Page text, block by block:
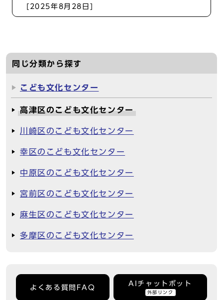
[2025年8月28日]
同じ分類から探す
こども文化センター
高津区のこども文化センター
川崎区のこども文化センター
幸区のこども文化センター
中原区のこども文化センター
宮前区のこども文化センター
麻生区のこども文化センター
多摩区のこども文化センター
よくある質問FAQ
AIチャットボット
外部リンク